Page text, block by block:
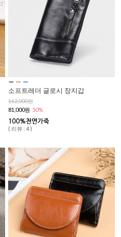
소프트레더 글로시 장지갑
162,000원
81,000원 50%
( 리뷰 : 4 )